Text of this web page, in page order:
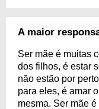
A maior
Ser mãe é muitas
dos filhos, é estar
não estão por
para eles, é amar
mesma. Ser mãe